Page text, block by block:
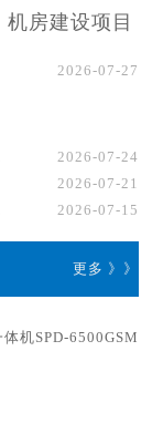
房建设项目
2026-07-27
2026-07-24
2026-07-21
2026-07-15
更多 》》
机SPD-6500GSM